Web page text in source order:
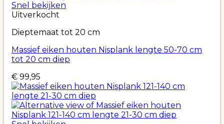
Snel bekijken
Uitverkocht
Dieptemaat tot 20 cm
Massief eiken houten Nisplank lengte 50-70 cm
tot 20 cm diep
€ 99,95